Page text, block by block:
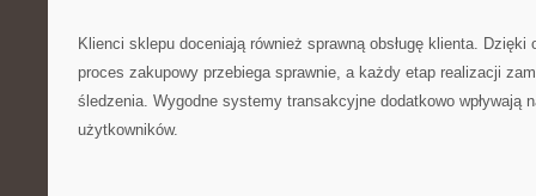
Klienci sklepu doceniają również sprawną obsługę klienta. Dzięki
proces zakupowy przebiega sprawnie, a każdy etap realizacji
śledzenia. Wygodne systemy transakcyjne dodatkowo wpływają
użytkowników.